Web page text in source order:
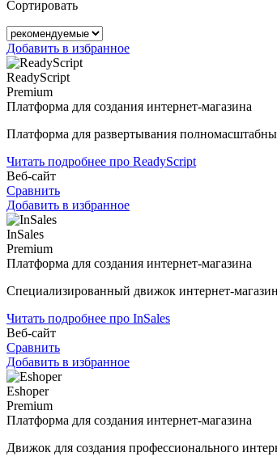
Сортировать
Добавить в избранное
ReadyScript
Premium
Платформа для создания интернет-магазина
Платформа для развертывания
Читать подробнее про ReadyScript
Веб-сайт
Сравнить
Добавить в избранное
InSales
Premium
Платформа для создания интернет-магазина
Cпециализированный движок интернет-
Читать подробнее про InSales
Веб-сайт
Сравнить
Добавить в избранное
Eshoper
Premium
Платформа для создания интернет-магазина
Движок для создания профессионального